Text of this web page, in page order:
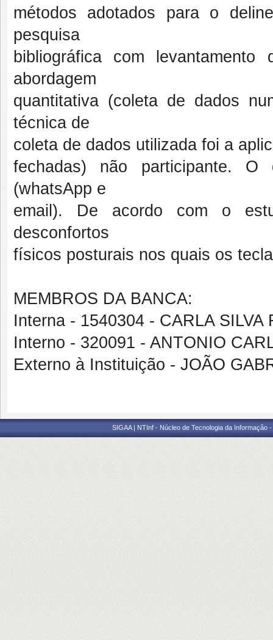
métodos adotados para o
pesquisa
bibliográfica com
abordagem
quantitativa (coleta de dados
técnica de
coleta de dados utilizada foi a
fechadas) não participante.
(whatsApp e
email). De acordo com o
desconfortos
físicos posturais nos quais os
MEMBROS DA BANCA:
Interna - 1540304 - CARLA SILVA
Interno - 320091 - ANTONIO
Externo à Instituição - JOÃO
SIGAA | NTInf - Núcleo de Tecnologia da